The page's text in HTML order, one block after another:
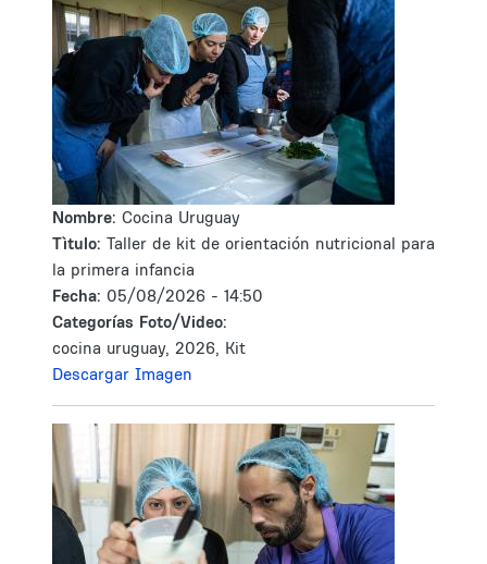
Nombre: Cocina Uruguay
Tìtulo: Taller de kit de orientación nutricional para
la primera infancia
Fecha: 05/08/2026 - 14:50
Categorías Foto/Video:
cocina uruguay, 2026, Kit
Descargar Imagen